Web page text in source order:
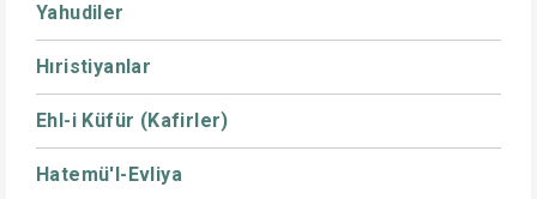
Yahudiler
Hıristiyanlar
Ehl-i Küfür (Kafirler)
Hatemü'l-Evliya